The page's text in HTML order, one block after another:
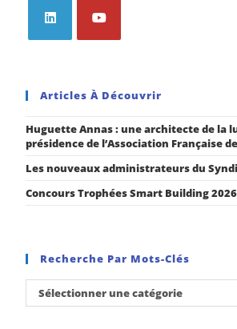
Articles À Découvrir
Huguette Annas : une architecte de la
présidence de l’Association Française
Les nouveaux administrateurs du
Concours Trophées Smart Building 2026
Recherche Par Mots-Clés
Sélectionner une catégorie